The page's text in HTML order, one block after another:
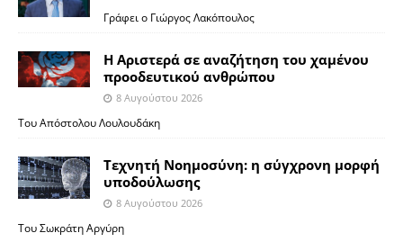
Γράφει ο Γιώργος Λακόπουλος
Η Αριστερά σε αναζήτηση του χαμένου
προοδευτικού ανθρώπου
8 Αυγούστου 2026
Του Απόστολου Λουλουδάκη
Τεχνητή Νοημοσύνη: η σύγχρονη μορφή
υποδούλωσης
8 Αυγούστου 2026
Του Σωκράτη Αργύρη